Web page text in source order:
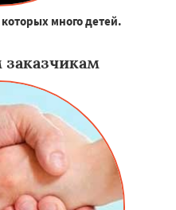
много детей.